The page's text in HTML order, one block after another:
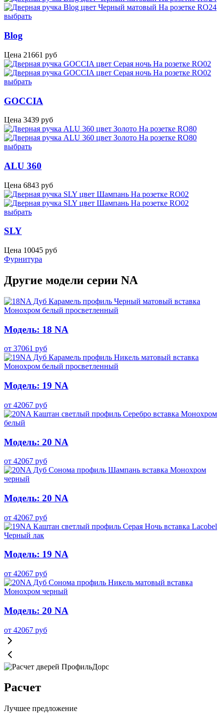
выбрать
Blog
Цена 21661 руб
выбрать
GOCCIA
Цена 3439 руб
выбрать
ALU 360
Цена 6843 руб
выбрать
SLY
Цена 10045 руб
Фурнитура
Другие модели серии NA
Модель: 18 NA
от 37061 руб
Модель: 19 NA
от 42067 руб
Модель: 20 NA
от 42067 руб
Модель: 20 NA
от 42067 руб
Модель: 19 NA
от 42067 руб
Модель: 20 NA
от 42067 руб
Расчет
Лучшее предложение